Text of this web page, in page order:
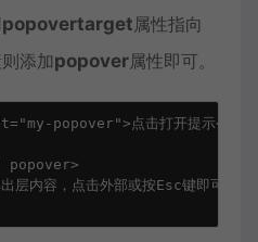
popovertarget属性指向
添加popover属性即可。
popover">点击打开提示</
层内容，点击外部或按Esc键即可关